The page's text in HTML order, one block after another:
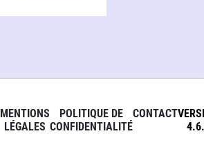
MENTIONS
LÉGALES
POLITIQUE DE
CONFIDENTIALITÉ
CONTACT